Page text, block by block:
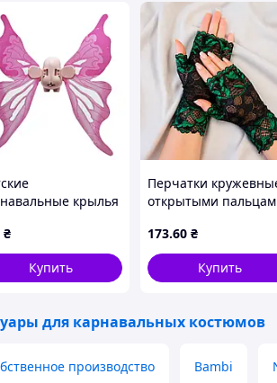
представлений и игр.
крылья
свет,
₴
Купить
Перчатки
открытыми
зеленым)
173.60 ₴
Купить
для карнавальных костюмов
производство Bambi